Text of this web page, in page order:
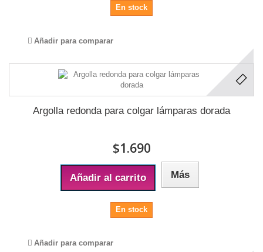
En stock
Añadir para comparar
Argolla redonda para colgar lámparas dorada
$1.690
Añadir al carrito Más
En stock
Añadir para comparar